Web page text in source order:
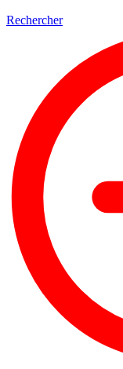
Rechercher